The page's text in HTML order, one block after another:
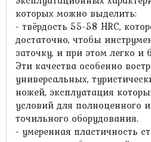
которых можно выделить:
- твёрдость 55-58 HRC,
достаточно, чтобы
заточку, и при этом легко и
Эти качества особенно
универсальных,
ножей, эксплуатация
условий для полноценного
точильного оборудования.
- умеренная пластичность